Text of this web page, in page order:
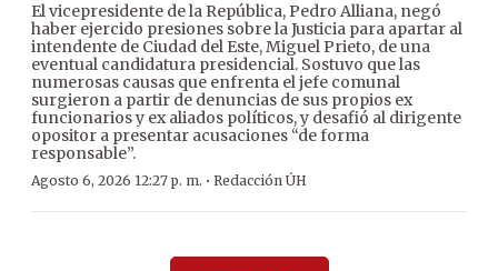
El vicepresidente de la República, Pedro Alliana, negó
haber ejercido presiones sobre la Justicia para apartar al
intendente de Ciudad del Este, Miguel Prieto, de una
eventual candidatura presidencial. Sostuvo que las
numerosas causas que enfrenta el jefe comunal
surgieron a partir de denuncias de sus propios ex
funcionarios y ex aliados políticos, y desafió al dirigente
opositor a presentar acusaciones “de forma
responsable”.
Agosto 6, 2026 12:27 p. m. · Redacción ÚH